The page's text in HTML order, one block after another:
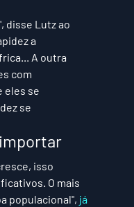
disse Lutz ao
a
A outra
com
eles se
se
isso
O mais
populacional", já